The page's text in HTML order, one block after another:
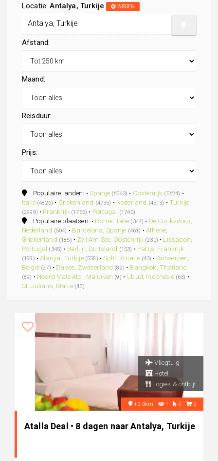
Locatie:Antalya, Turkije WISSEN
Afstand:
Maand:
Reisduur:
Prijs:
Populaire landen: •Spanje (6543) • Oostenrijk (5624) •
Italië (4826) • Griekenland (4735) • Nederland (4313) • Turkije
(2999) • Frankrijk (1755) • Portugal (1740)
Populaire plaatsen: • Rome, Italië (344) • De Cocksdorp,
Nederland (504) • Barcelona, Spanje (461) •Athene,
Griekenland (185) • Zell Am See, Oostenrijk (230) • Lissabon,
Portugal (345) • Berlijn, Duitsland (153) • Parijs, Frankrijk
(199) •Alanya, Turkije (558) •Split, Kroatië (43) • Antwerpen,
België (27) • Davos, Zwitserland (89) • Bangkok, Thailand
(89) • Noord Male Atol, Maldiven (9) • Ubud, Indonesie (63) •
St. Julians, Malta (43)
Vliegtuig
Hotel
Logies & ontbijt
+0.0km 1 0 0
Atalla Deal • 8 dagen naar Antalya, Turkije